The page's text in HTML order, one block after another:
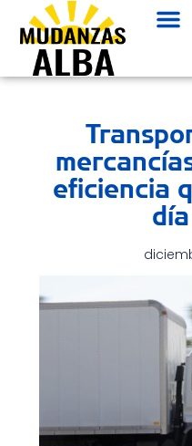
contenido
eficiencia